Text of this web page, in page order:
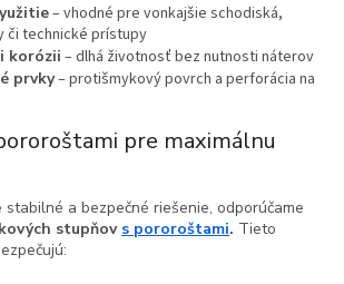
– vhodné pre vonkajšie schodiská,
či technické prístupy
korózii – dlhá životnosť bez nutnosti náterov
prvky– protišmykový povrch a perforácia na
pre maximálnu
a bezpečné riešenie, odporúčame
stupňov s pororoštami. Tieto